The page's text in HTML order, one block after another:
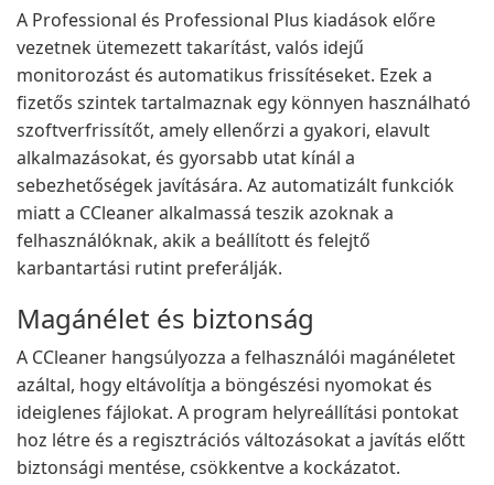
A Professional és Professional Plus kiadások előre
vezetnek ütemezett takarítást, valós idejű
monitorozást és automatikus frissítéseket. Ezek a
fizetős szintek tartalmaznak egy könnyen használható
szoftverfrissítőt, amely ellenőrzi a gyakori, elavult
alkalmazásokat, és gyorsabb utat kínál a
sebezhetőségek javítására. Az automatizált funkciók
miatt a CCleaner alkalmassá teszik azoknak a
felhasználóknak, akik a beállított és felejtő
karbantartási rutint preferálják.
Magánélet és biztonság
A CCleaner hangsúlyozza a felhasználói magánéletet
azáltal, hogy eltávolítja a böngészési nyomokat és
ideiglenes fájlokat. A program helyreállítási pontokat
hoz létre és a regisztrációs változásokat a javítás előtt
biztonsági mentése, csökkentve a kockázatot.